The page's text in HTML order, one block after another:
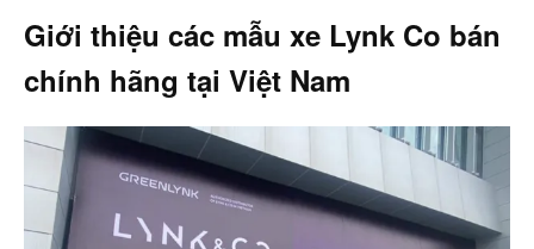
Giới thiệu các mẫu xe Lynk Co bán
chính hãng tại Việt Nam